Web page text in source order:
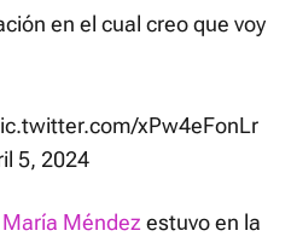
en el cual creo que voy
xPw4eFonLr
5, 2024
María Méndez estuvo en la